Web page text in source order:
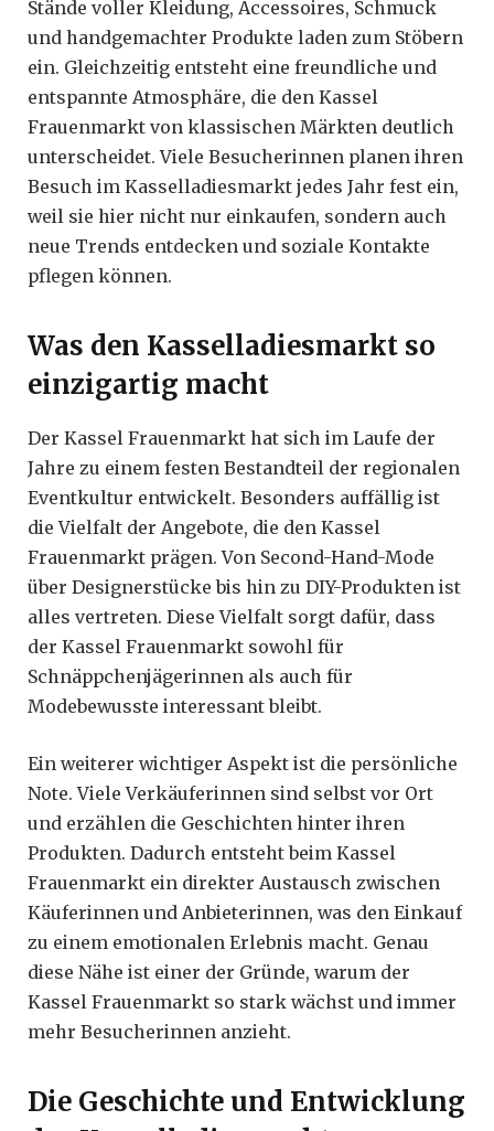
Stände voller Kleidung, Accessoires, Schmuck
und handgemachter Produkte laden zum Stöbern
ein. Gleichzeitig entsteht eine freundliche und
entspannte Atmosphäre, die den Kassel
Frauenmarkt von klassischen Märkten deutlich
unterscheidet. Viele Besucherinnen planen ihren
Besuch im Kasselladiesmarkt jedes Jahr fest ein,
weil sie hier nicht nur einkaufen, sondern auch
neue Trends entdecken und soziale Kontakte
pflegen können.
Was den Kasselladiesmarkt so
einzigartig macht
Der Kassel Frauenmarkt hat sich im Laufe der
Jahre zu einem festen Bestandteil der regionalen
Eventkultur entwickelt. Besonders auffällig ist
die Vielfalt der Angebote, die den Kassel
Frauenmarkt prägen. Von Second-Hand-Mode
über Designerstücke bis hin zu DIY-Produkten ist
alles vertreten. Diese Vielfalt sorgt dafür, dass
der Kassel Frauenmarkt sowohl für
Schnäppchenjägerinnen als auch für
Modebewusste interessant bleibt.
Ein weiterer wichtiger Aspekt ist die persönliche
Note. Viele Verkäuferinnen sind selbst vor Ort
und erzählen die Geschichten hinter ihren
Produkten. Dadurch entsteht beim Kassel
Frauenmarkt ein direkter Austausch zwischen
Käuferinnen und Anbieterinnen, was den Einkauf
zu einem emotionalen Erlebnis macht. Genau
diese Nähe ist einer der Gründe, warum der
Kassel Frauenmarkt so stark wächst und immer
mehr Besucherinnen anzieht.
Die Geschichte und Entwicklung